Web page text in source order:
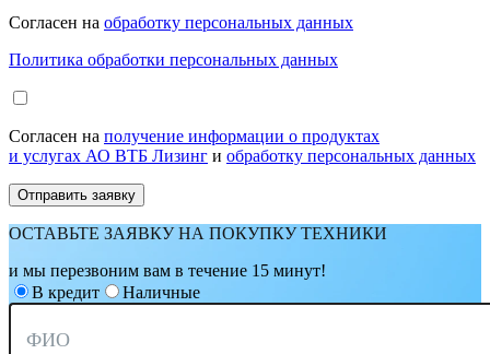
Согласен на обработку персональных данных
Политика обработки персональных данных
Согласен на получение информации о продуктах
и услугах АО ВТБ Лизинг и обработку персональных данных
ОСТАВЬТЕ ЗАЯВКУ НА ПОКУПКУ ТЕХНИКИ
и мы перезвоним вам в течение 15 минут!
В кредит
Наличные
ФИО